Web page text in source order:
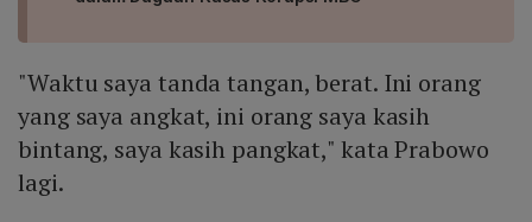
"Waktu saya tanda tangan, berat. Ini orang
yang saya angkat, ini orang saya kasih
bintang, saya kasih pangkat," kata Prabowo
lagi.